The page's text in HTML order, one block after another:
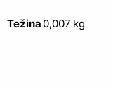
Težina 0,007 kg